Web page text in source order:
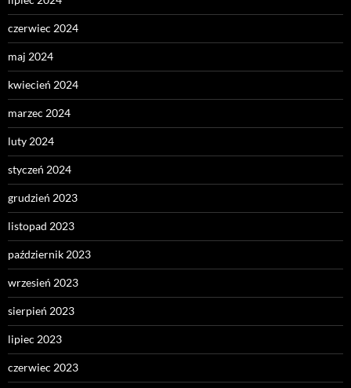
czerwiec 2024
maj 2024
kwiecień 2024
marzec 2024
luty 2024
styczeń 2024
grudzień 2023
listopad 2023
październik 2023
wrzesień 2023
sierpień 2023
lipiec 2023
czerwiec 2023